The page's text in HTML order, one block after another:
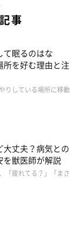
さ先生にお話を
事
て眠るのはな
を好む理由と注
りしている場所に移動
丈夫？病気との
を獣医師が解説
「疲れてる？」「まさ